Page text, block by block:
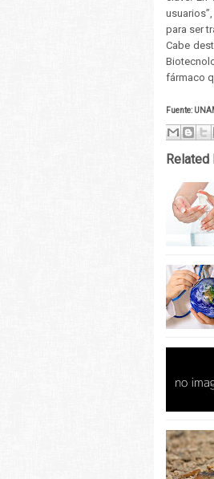
para ser
Cabe
fármaco
Fuente: